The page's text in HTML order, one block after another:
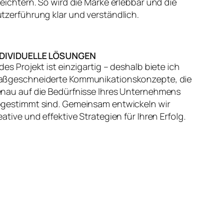
klar und verständlich.
LÖSUNGEN
Projekt ist einzigartig – deshalb biete ich
Kommunikationskonzepte, die
auf die Bedürfnisse Ihres Unternehmens
sind. Gemeinsam entwickeln wir
und effektive Strategien für Ihren Erfolg.